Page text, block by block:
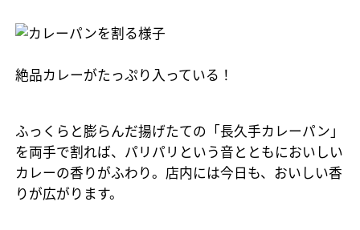
絶品カレーがたっぷり入っている！
ふっくらと膨らんだ揚げたての「長久手カレーパン」
を両手で割れば、パリパリという音とともにおいしい
カレーの香りがふわり。店内には今日も、おいしい香
りが広がります。